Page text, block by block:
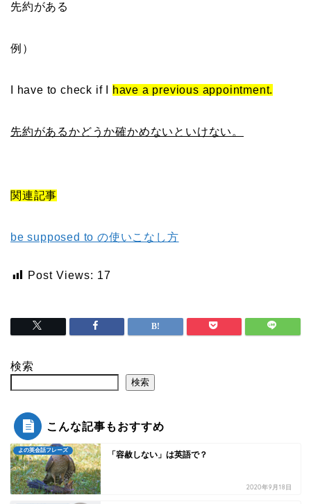
先約がある
例）
I have to check if I have a previous appointment.
先約があるかどうか確かめないといけない。
関連記事
be supposed to の使いこなし方
Post Views: 17
検索
検索
こんな記事もおすすめ
よの英会話フレーズ 「容赦しない」は英語で？
2020年9月18日